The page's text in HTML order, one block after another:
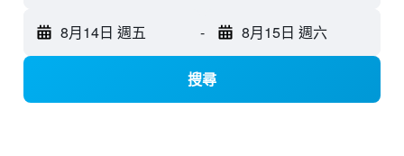
8月14日 週五 - 8月15日 週六
搜尋